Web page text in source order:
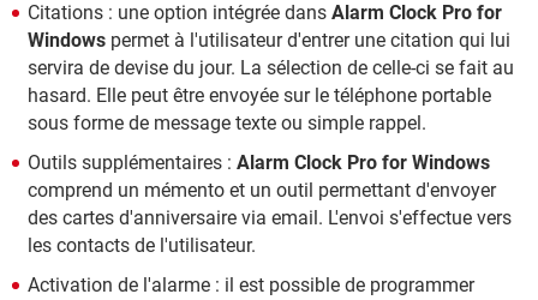
Citations : une option intégrée dans Alarm Clock Pro for
Windows permet à l'utilisateur d'entrer une citation qui lui
servira de devise du jour. La sélection de celle-ci se fait au
hasard. Elle peut être envoyée sur le téléphone portable
sous forme de message texte ou simple rappel.
Outils supplémentaires : Alarm Clock Pro for Windows
comprend un mémento et un outil permettant d'envoyer
des cartes d'anniversaire via email. L'envoi s'effectue vers
les contacts de l'utilisateur.
Activation de l'alarme : il est possible de programmer